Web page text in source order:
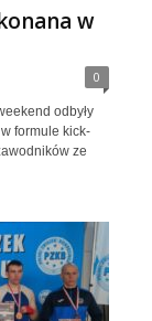
w
0
odbyły
formule kick-
ze